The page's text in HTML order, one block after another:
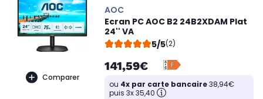
Comparer
AOC
Ecran PC AOC B2 24B2XDAM Plat
24'' VA
5/5(2)
141,59€
ou 4x par carte bancaire38,94€
puis 3x 35,40